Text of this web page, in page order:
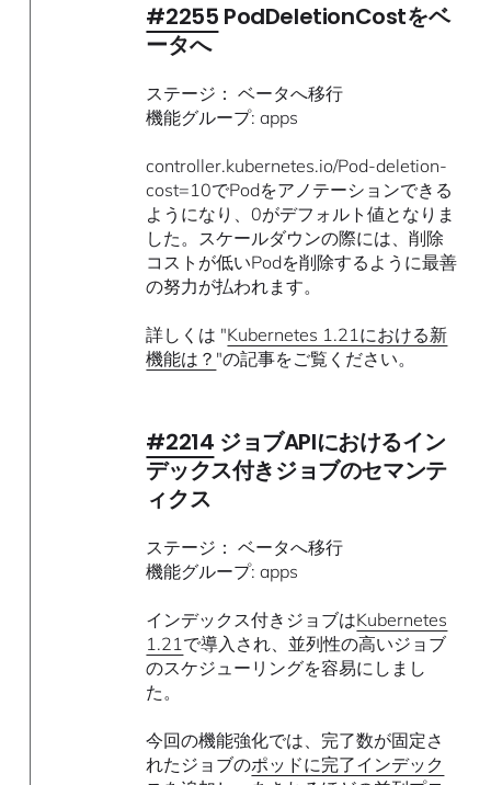
#2255 PodDeletionCostをベ
ータへ
ステージ： ベータへ移行
機能グループ: apps
controller.kubernetes.io/Pod-deletion-
cost=10でPodをアノテーションできる
ようになり、0がデフォルト値となりま
した。スケールダウンの際には、削除
コストが低いPodを削除するように最善
の努力が払われます。
詳しくは "Kubernetes 1.21における新
機能は？ "の記事をご覧ください。
#2214 ジョブAPIにおけるイン
デックス付きジョブのセマンテ
ィクス
ステージ： ベータへ移行
機能グループ: apps
インデックス付きジョブはKubernetes
1.21で導入され、並列性の高いジョブ
のスケジューリングを容易にしまし
た。
今回の機能強化では、完了数が固定さ
れたジョブのポッドに完了インデック